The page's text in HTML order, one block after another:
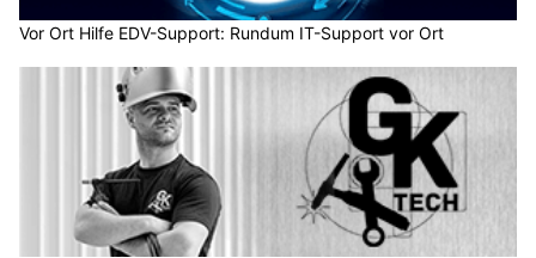
Vor Ort Hilfe EDV-Support: Rundum IT-Support vor Ort